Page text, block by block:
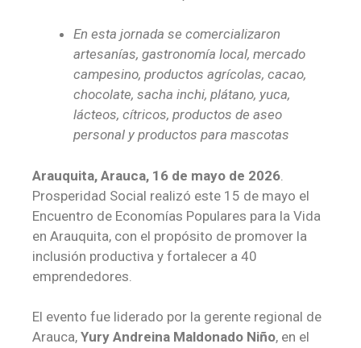
En esta jornada se comercializaron
artesanías, gastronomía local, mercado
campesino, productos agrícolas, cacao,
chocolate, sacha inchi, plátano, yuca,
lácteos, cítricos, productos de aseo
personal y productos para mascotas
Arauquita, Arauca, 16 de mayo de 2026
Prosperidad Social realizó este 15 de mayo el
Encuentro de Economías Populares para la Vida
en Arauquita, con el propósito de promover la
inclusión productiva y fortalecer a 40
emprendedores.
El evento fue liderado por la gerente regional de
Arauca, Yury Andreina Maldonado Niño, en el